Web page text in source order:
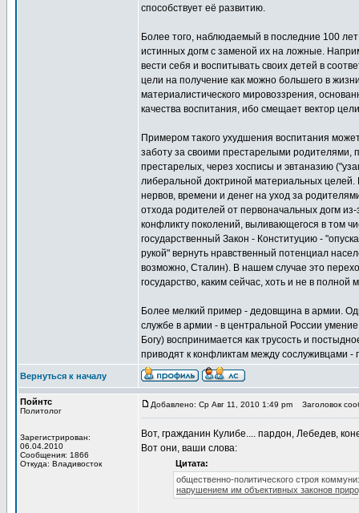
способствует её развитию.
Более того, наблюдаемый в последние 100
истинных догм с заменой их на ложные.
вести себя и воспитывать своих детей в
цели на получение как можно большего в
материалистического мировоззрения,
качества воспитания, ибо смещает вектор
Примером такого ухудшения воспитания
заботу за своими престарелыми родителями,
престарелых, через хосписы и эвтаназию
либеральной доктриной материальных
нервов, времени и денег на уход за
отхода родителей от первоначальных догм
конфликту поколений, выливающегося в том
государственный Закон - Конституцию -
рукой" вернуть нравственный потенциал
возможно, Сталин). В нашем случае это
государство, каким сейчас, хоть и не в
Более мелкий пример - дедовщина в армии.
службе в армии - в центральной России
Богу) воспринимается как трусость и
приводят к конфликтам между сослуживцами -
Вернуться к началу
Пойнтс
Политолог
Зарегистрирован:
06.04.2010
Сообщения: 1866
Откуда: Владивосток
Добавлено: Ср Авг 11, 2010 1:49 pm Заголовок
Вот, гражданин Кулибе.... пардон, Лебедев,
Вот они, ваши слова:
Цитата:
общественно-политического строя
нарушением им объективных законов